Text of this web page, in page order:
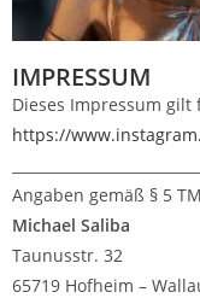
IMPRESSUM
Dieses Impressum gilt
https://
Angaben gemäß § 5
Michael Saliba
Taunusstr. 32
65719 Hofheim –